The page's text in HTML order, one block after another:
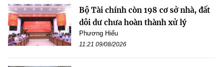
Bộ Tài chính còn 198 cơ sở nhà, đất
dôi dư chưa hoàn thành xử lý
Phương Hiếu
11:21 09/08/2026